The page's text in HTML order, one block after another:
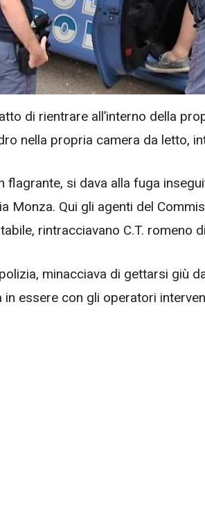
di rientrare all’interno della
nella propria camera da letto,
flagrante, si dava alla fuga
Monza. Qui gli agenti del
rintracciavano C.T. romeno
minacciava di gettarsi giù
in essere con gli operatori